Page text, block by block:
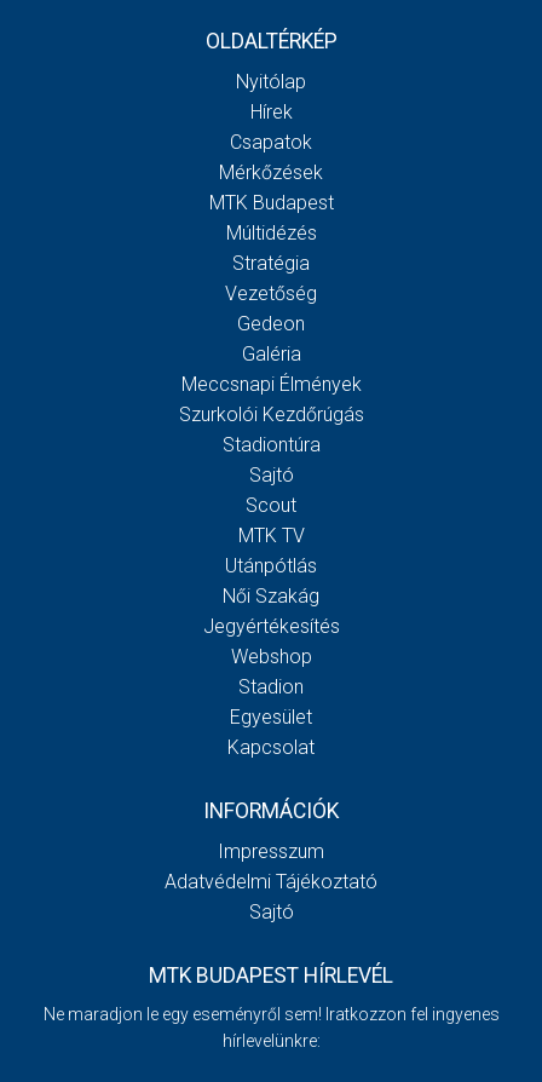
OLDALTÉRKÉP
Nyitólap
Hírek
Csapatok
Mérkőzések
MTK Budapest
Múltidézés
Stratégia
Vezetőség
Gedeon
Galéria
Meccsnapi Élmények
Szurkolói Kezdőrúgás
Stadiontúra
Sajtó
Scout
MTK TV
Utánpótlás
Női Szakág
Jegyértékesítés
Webshop
Stadion
Egyesület
Kapcsolat
INFORMÁCIÓK
Impresszum
Adatvédelmi Tájékoztató
Sajtó
MTK BUDAPEST HÍRLEVÉL
Ne maradjon le egy eseményről sem! Iratkozzon fel ingyenes
hírlevelünkre: